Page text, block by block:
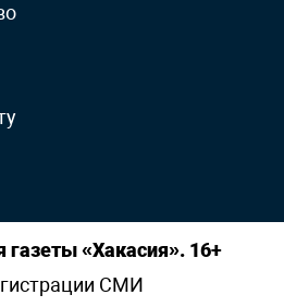
газеты «Хакасия». 16+
СМИ